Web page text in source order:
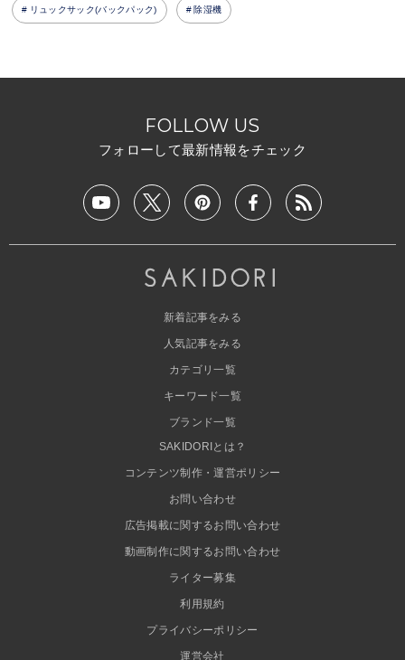
リュックサック(バックパック) 除湿機
FOLLOW US
フォローして最新情報をチェック
新着記事をみる
人気記事をみる
カテゴリ一覧
キーワード一覧
ブランド一覧
SAKIDORIとは？
コンテンツ制作・運営ポリシー
お問い合わせ
広告掲載に関するお問い合わせ
動画制作に関するお問い合わせ
ライター募集
利用規約
プライバシーポリシー
運営会社